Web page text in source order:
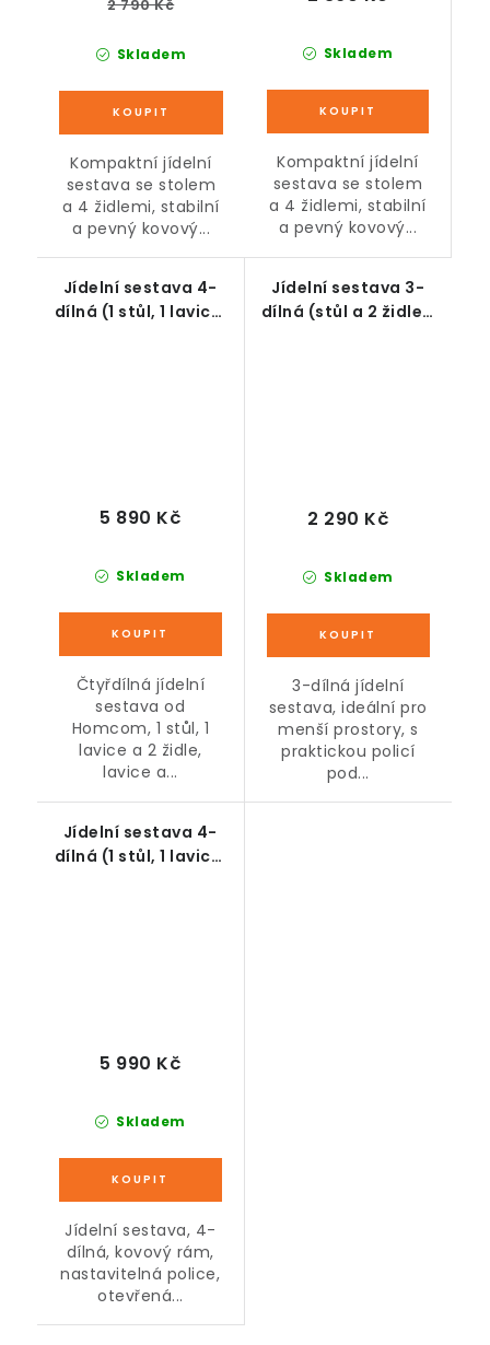
Skladem
2 790 Kč
Kompaktní jídelní
sestava se stolem
a 4 židlemi, stabilní
a pevný kovový...
Skladem
Kompaktní jídelní
sestava se stolem
a 4 židlemi, stabilní
a pevný kovový...
Jídelní sestava 4-
dílná (1 stůl, 1 lavice,
Skladem
5 890 Kč
Čtyřdílná jídelní
sestava od
Homcom, 1 stůl, 1
lavice a 2 židle,
lavice a...
Jídelní sestava 3-
dílná (stůl a 2 židle),
Skladem
2 290 Kč
3-dílná jídelní
sestava, ideální pro
menší prostory, s
praktickou policí
pod...
Jídelní sestava 4-
dílná (1 stůl, 1 lavice,
Skladem
5 990 Kč
Jídelní sestava, 4-
dílná, kovový rám,
nastavitelná police,
otevřená...